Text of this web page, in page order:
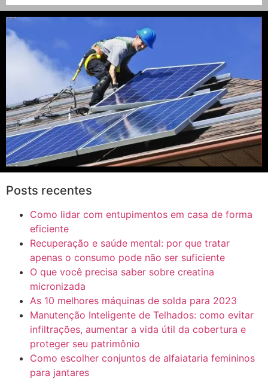
Posts recentes
Como lidar com entupimentos em casa de forma
eficiente
Recuperação e saúde mental: por que tratar
apenas o consumo pode não ser suficiente
O que você precisa saber sobre creatina
micronizada
As 10 melhores máquinas de solda para 2023
Manutenção Inteligente de Telhados: como evitar
infiltrações, aumentar a vida útil da cobertura e
proteger seu patrimônio
Como escolher conjuntos de alfaiataria femininos
para jantares